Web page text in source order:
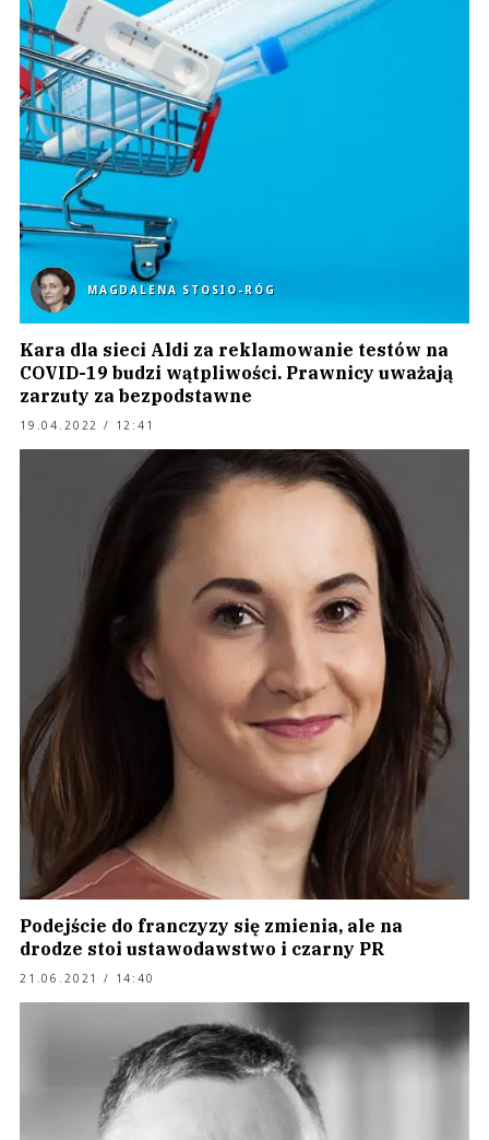
MAGDALENA STOSIO-RÓG
Kara dla sieci Aldi za reklamowanie testów na
COVID-19 budzi wątpliwości. Prawnicy uważają
zarzuty za bezpodstawne
19.04.2022 / 12:41
Podejście do franczyzy się zmienia, ale na
drodze stoi ustawodawstwo i czarny PR
21.06.2021 / 14:40